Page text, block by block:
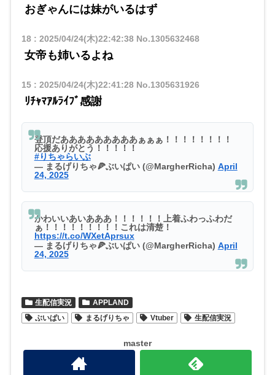
おぎゃんには妹がいるはず
18: 2025/04/24(木)22:42:38No.1305632468
女帝も姉いるよね
15: 2025/04/24(木)22:41:28No.1305631926
ﾘﾁｬﾏｱﾙﾗｲﾌﾞ感謝
登頂だあああああああああぁぁぁ！！！！！！！！
応援ありがとう！！！！！
#りちゃらいぶ
— まるげりちゃ🍕ぶいぱい (@MargherRicha) April
24, 2025
かわいいあいあああ！！！！！！上着ふわっふわだ
ぁ！！！！！！！！！これは清楚！
https://t.co/WXetAprsux
— まるげりちゃ🍕ぶいぱい (@MargherRicha) April
24, 2025
生配信実況
APPLAND
ぶいぱい
まるげりちゃ Vtuber 生配信実況
master